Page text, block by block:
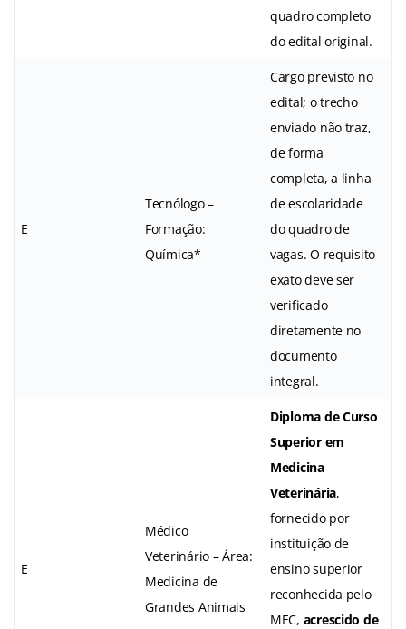
quadro completo
do edital original.
E
Tecnólogo –
Formação:
Química*
Cargo previsto no
edital; o trecho
enviado não traz,
de forma
completa, a linha
de escolaridade
do quadro de
vagas. O requisito
exato deve ser
verificado
diretamente no
documento
integral.
E
Médico
Veterinário – Área:
Medicina de
Grandes Animais
Diploma de Curso
Superior em
Medicina
Veterinária,
fornecido por
instituição de
ensino superior
reconhecida pelo
MEC, acrescido de